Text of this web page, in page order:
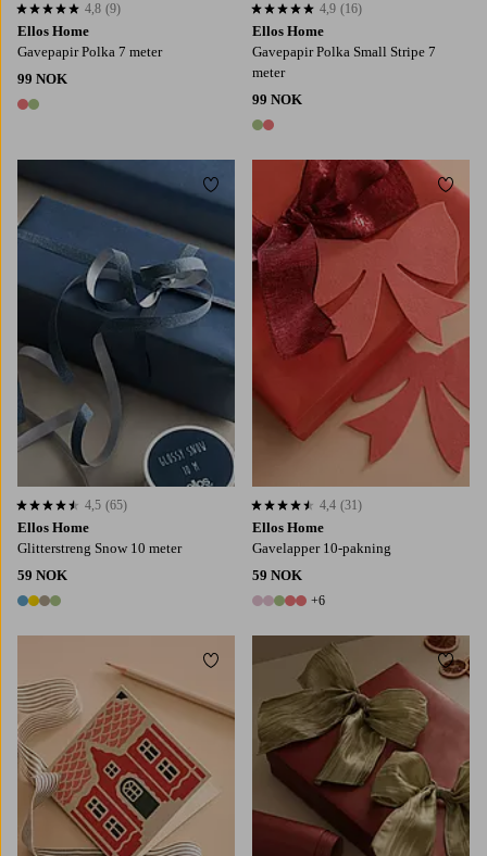
Ellos Home
Gavepapir Polka 7 meter
99 NOK
2 farger
4,8 basert på 9 karaktergivninger
4,8 (9)
Ellos Home
Gavepapir Polka Small Stripe 7
meter
99 NOK
2 farger
4,9 basert på 16 karaktergivninger
4,9 (16)
Ellos Home
Glitterstreng Snow 10 meter
59 NOK
4 farger
4,5 basert på 65 karaktergivninger
4,5 (65)
Legg til favoritter
Ellos Home
Gavelapper 10-pakning
59 NOK
11 farger
+6
4,4 basert på 31 karaktergivninger
4,4 (31)
Legg til favoritter